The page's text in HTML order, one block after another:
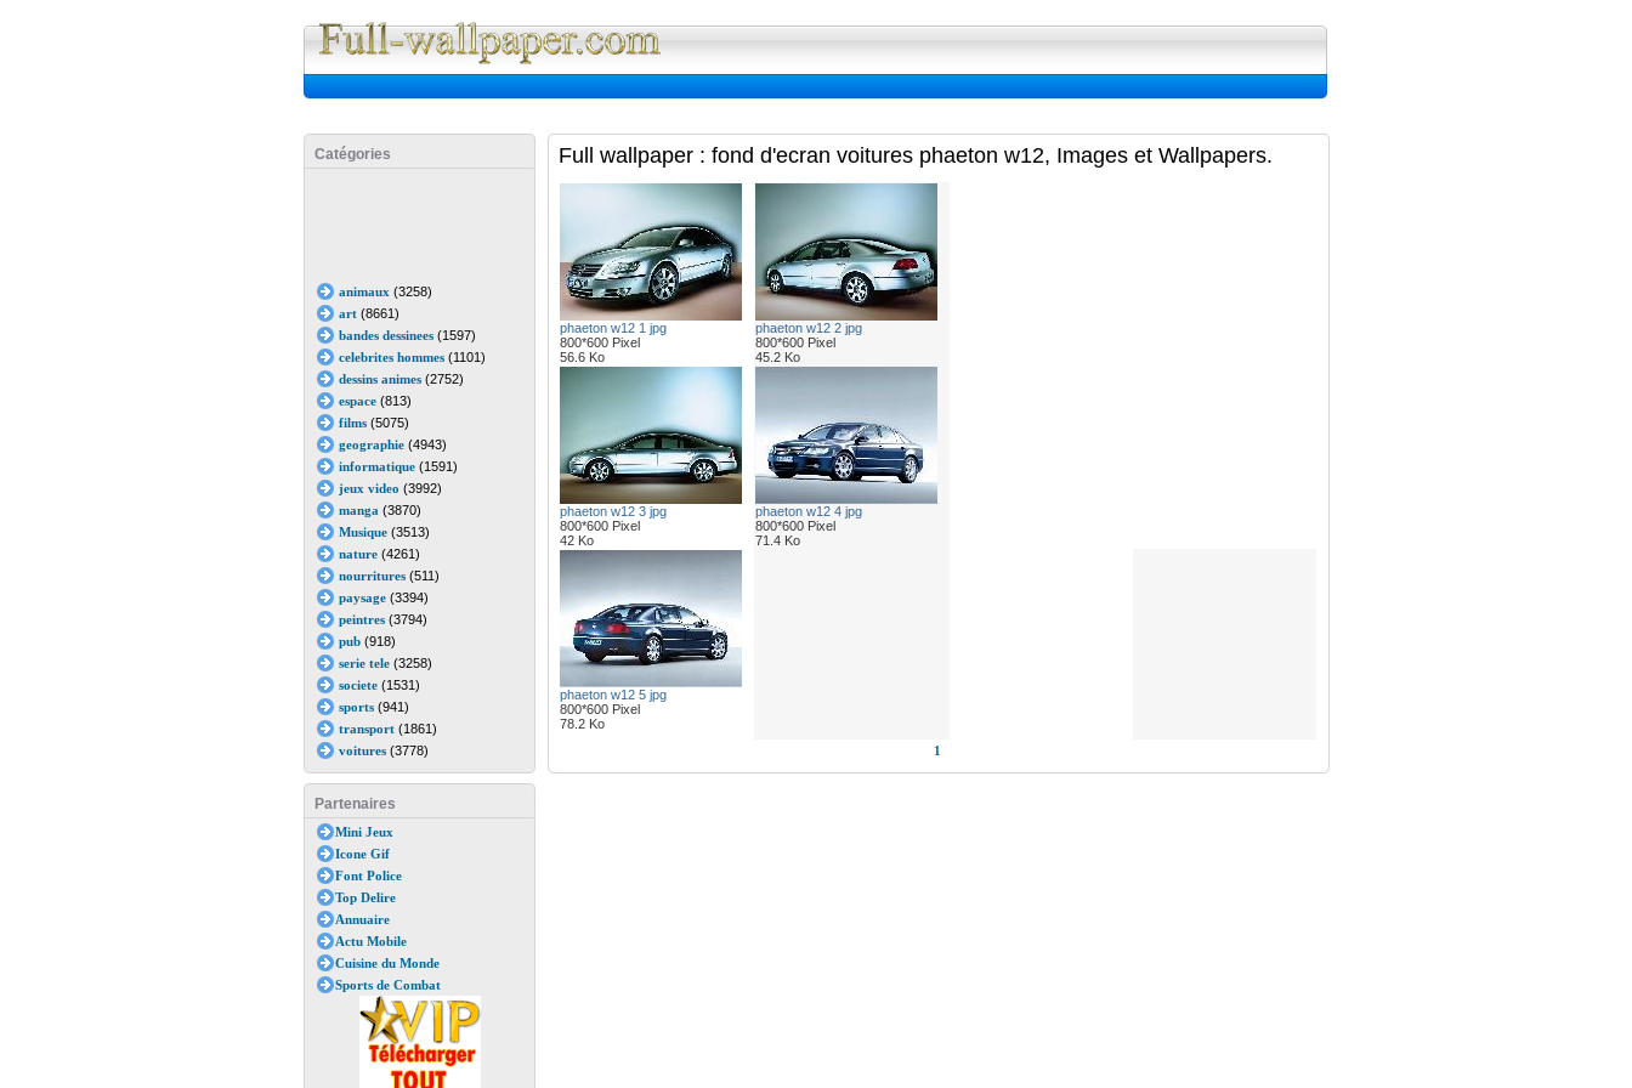
Catégories
animaux (3258)
art(8661)
bandes dessinees(1597)
celebrites hommes(1101)
dessins animes(2752)
espace(813)
films(5075)
geographie(4943)
informatique(1591)
jeux video (3992)
manga (3870)
Musique(3513)
nature(4261)
nourritures(511)
paysage(3394)
peintres(3794)
pub(918)
serie tele(3258)
societe(1531)
sports(941)
transport(1861)
voitures(3778)
Partenaires
Mini Jeux
Icone Gif
Font Police
Top Delire
Annuaire
Actu Mobile
Cuisine du Monde
Sports de Combat
Full wallpaper : fond d'ecran voitures phaeton w12, Images et Wallpapers.
phaeton w12 1 jpg
800*600 Pixel
56.6 Ko
phaeton w12 2 jpg
800*600 Pixel
45.2 Ko
phaeton w12 3 jpg
800*600 Pixel
42 Ko
phaeton w12 4 jpg
800*600 Pixel
71.4 Ko
phaeton w12 5 jpg
800*600 Pixel
78.2 Ko
1